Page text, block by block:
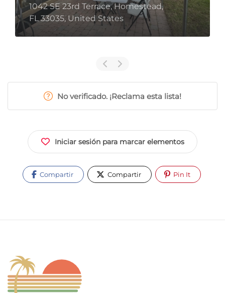
1042 SE 23rd Terrace, Homestead,
FL 33035, United States
No verificado. ¡Reclama esta lista!
Iniciar sesión para marcar elementos
Compartir Compartir Pin It